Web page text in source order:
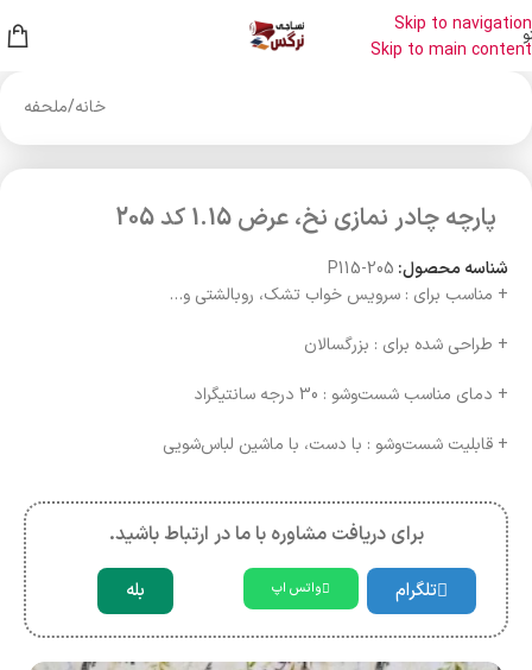
Skip to navigation
Skip to main content
خانه/ملحفه
پارچه چادر نمازی نخ، عرض 1.15 کد 205
شناسه محصول: P115-205
+ مناسب برای : سرویس خواب تشک، روبالشتی و…
+ طراحی شده برای : بزرگسالان
+ دمای مناسب شست‌وشو : 30 درجه سانتیگراد
+ قابلیت شست‌وشو : با دست، با ماشین لباس‌شویی
برای دریافت مشاوره با ما در ارتباط باشید.
تلگرام واتس اپ بله